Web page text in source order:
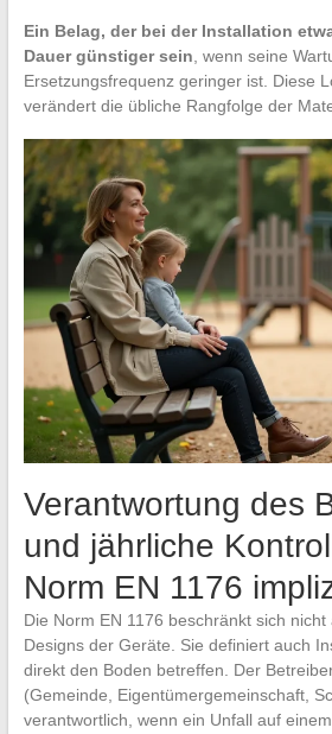
Ein Belag, der bei der Installation
Dauer günstiger sein, wenn seine
Ersetzungsfrequenz geringer ist. Diese
verändert die übliche Rangfolge der
Verantwortung des
und jährliche
Norm EN 1176
Die Norm EN 1176 beschränkt sich
Designs der Geräte. Sie definiert auch
direkt den Boden betreffen. Der
(Gemeinde, Eigentümergemeinschaft,
verantwortlich, wenn ein Unfall auf